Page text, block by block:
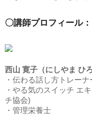
〇講師プロフィール：
西山 寛子（にしやま ひろ
・伝わる話し方トレーナ
・やる気のスイッチ エ
チ協会)
・管理栄養士